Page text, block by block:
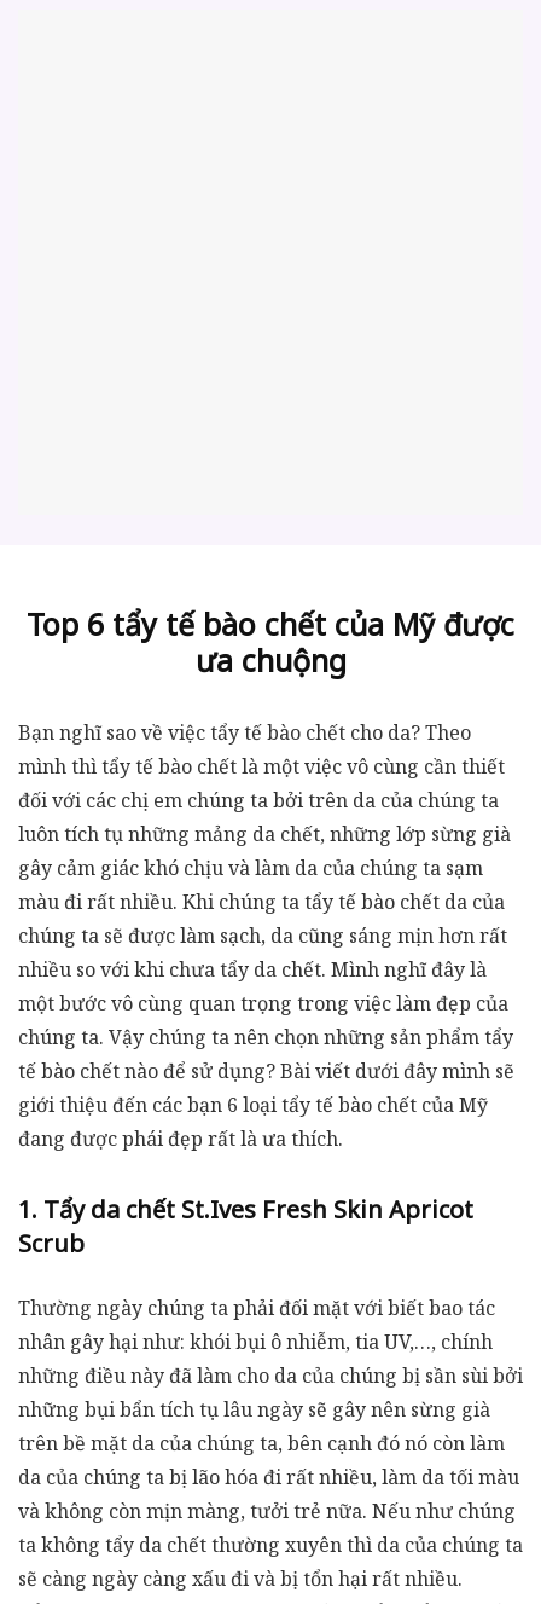
Top 6 tẩy tế bào chết của Mỹ được
ưa chuộng
Bạn nghĩ sao về việc tẩy tế bào chết cho da? Theo
mình thì tẩy tế bào chết là một việc vô cùng cần thiết
đối với các chị em chúng ta bởi trên da của chúng ta
luôn tích tụ những mảng da chết, những lớp sừng già
gây cảm giác khó chịu và làm da của chúng ta sạm
màu đi rất nhiều. Khi chúng ta tẩy tế bào chết da của
chúng ta sẽ được làm sạch, da cũng sáng mịn hơn rất
nhiều so với khi chưa tẩy da chết. Mình nghĩ đây là
một bước vô cùng quan trọng trong việc làm đẹp của
chúng ta. Vậy chúng ta nên chọn những sản phẩm tẩy
tế bào chết nào để sử dụng? Bài viết dưới đây mình sẽ
giới thiệu đến các bạn 6 loại tẩy tế bào chết của Mỹ
đang được phái đẹp rất là ưa thích.
1. Tẩy da chết St.Ives Fresh Skin Apricot
Scrub
Thường ngày chúng ta phải đối mặt với biết bao tác
nhân gây hại như: khói bụi ô nhiễm, tia UV,…, chính
những điều này đã làm cho da của chúng bị sần sùi bởi
những bụi bẩn tích tụ lâu ngày sẽ gây nên sừng già
trên bề mặt da của chúng ta, bên cạnh đó nó còn làm
da của chúng ta bị lão hóa đi rất nhiều, làm da tối màu
và không còn mịn màng, tưởi trẻ nữa. Nếu như chúng
ta không tẩy da chết thường xuyên thì da của chúng ta
sẽ càng ngày càng xấu đi và bị tổn hại rất nhiều.